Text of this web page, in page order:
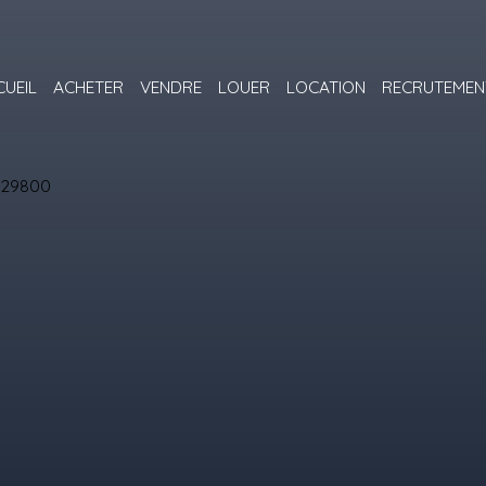
ACHETER VENDRE LOUER LOCATION